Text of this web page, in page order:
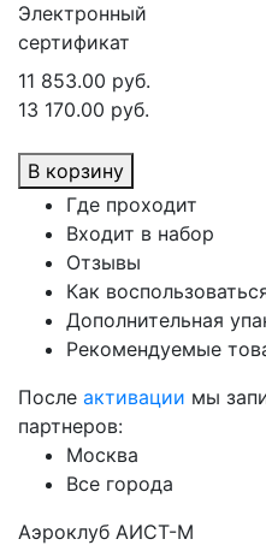
Электронный
сертификат
11 853.00 руб.
13 170.00 руб.
В корзину
Где проходит
Входит в набор
Отзывы
Как
Дополнительная
Рекомендуемые
После активации мы
партнеров:
Москва
Все города
Аэроклуб АИСТ-М